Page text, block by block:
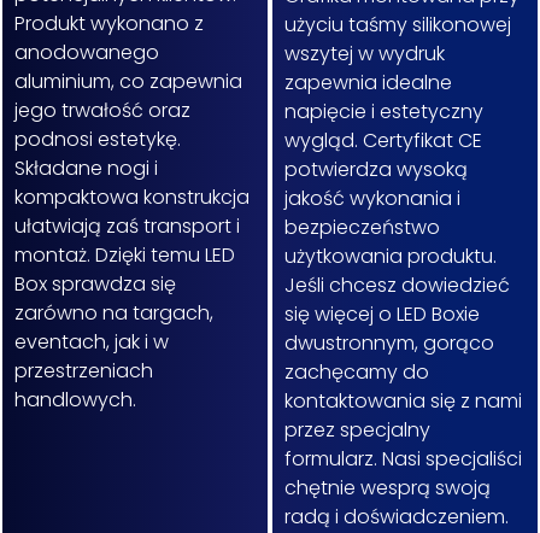
Produkt wykonano z
anodowanego
aluminium, co zapewnia
jego trwałość oraz
podnosi estetykę.
Składane nogi i
kompaktowa konstrukcja
ułatwiają zaś transport i
montaż. Dzięki temu LED
Box sprawdza się
zarówno na targach,
eventach, jak i w
przestrzeniach
handlowych.
użyciu taśmy silikonowej
wszytej w wydruk
zapewnia idealne
napięcie i estetyczny
wygląd. Certyfikat CE
potwierdza wysoką
jakość wykonania i
bezpieczeństwo
użytkowania produktu.
Jeśli chcesz dowiedzieć
się więcej o LED Boxie
dwustronnym, gorąco
zachęcamy do
kontaktowania się z nami
przez specjalny
formularz. Nasi specjaliści
chętnie wesprą swoją
radą i doświadczeniem.